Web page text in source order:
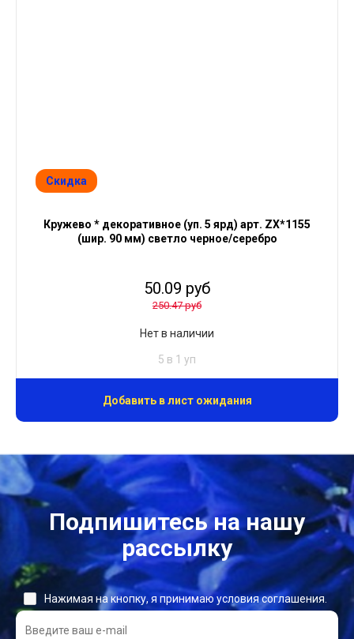
Скидка
Кружево * декоративное (уп. 5 ярд) арт. ZX*1155
(шир. 90 мм) светло черное/серебро
50.09 руб
250.47 руб
Нет в наличии
5 в 1 уп
Добавить в лист ожидания
Подпишитесь на нашу
рассылку
Нажимая на кнопку, я принимаю условия соглашения.